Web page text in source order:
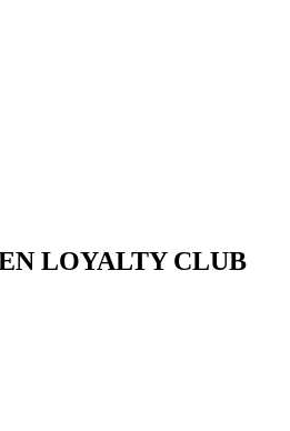
LOYALTY CLUB